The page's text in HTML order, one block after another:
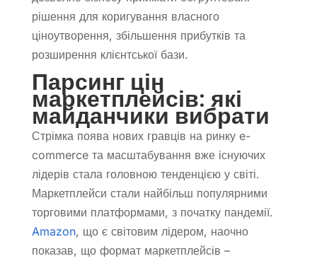
рішення для коригування власного
ціноутворення, збільшення прибутків та
розширення клієнтської бази.
Парсинг цін
маркетплейсів: які
майданчики вибрати
Стрімка поява нових гравців на ринку e-
commerce та масштабування вже існуючих
лідерів стала головною тенденцією у світі.
Маркетплейси стали найбільш популярними
торговими платформами, з початку пандемії.
Amazon, що є світовим лідером, наочно
показав, що формат маркетплейсів –